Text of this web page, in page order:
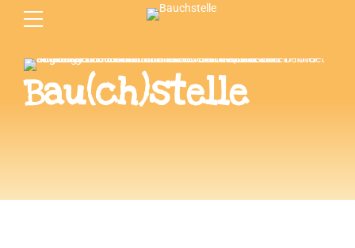
Bau(ch)stelle